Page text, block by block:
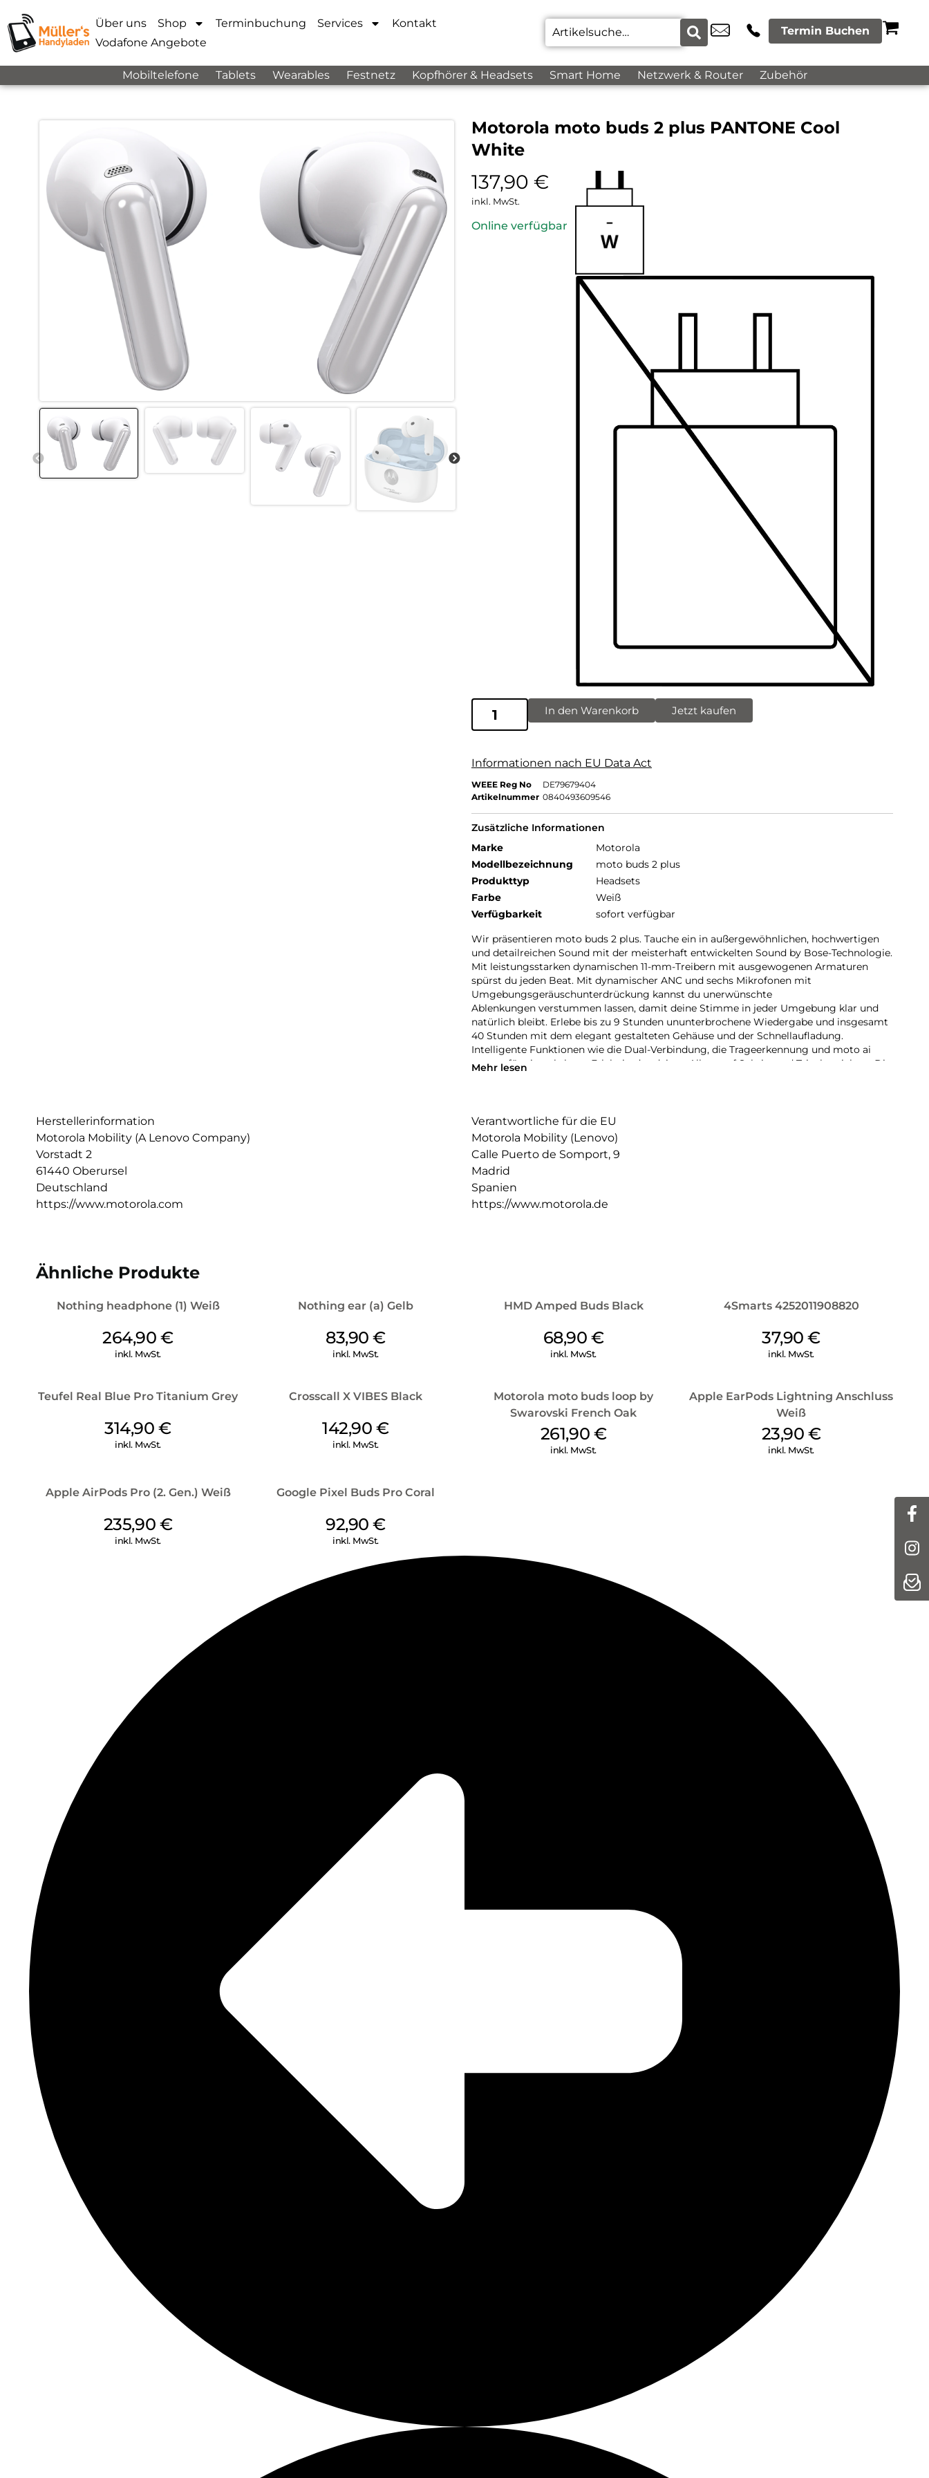
Über uns Shop Terminbuchung Services
Kontakt
Vodafone Angebote
Termin Buchen
Mobiltelefone Tablets Wearables Festnetz Kopfhörer & Headsets Smart Home Netzwerk & Router Zubehör
Motorola moto buds 2 plus PANTONE Cool
White
137,90 €
inkl. MwSt.
Online verfügbar
In den Warenkorb Jetzt kaufen
Informationen nach EU Data Act
WEEE Reg No
DE79679404
Artikelnummer 0840493609546
Zusätzliche Informationen
Marke
Motorola
Modellbezeichnung
moto buds 2 plus
Produkttyp
Headsets
Farbe
Weiß
Verfügbarkeit
sofort verfügbar
Wir präsentieren moto buds 2 plus. Tauche ein in außergewöhnlichen, hochwertigen
und detailreichen Sound mit der meisterhaft entwickelten Sound by Bose-Technologie.
Mit leistungsstarken dynamischen 11-mm-Treibern mit ausgewogenen Armaturen
spürst du jeden Beat. Mit dynamischer ANC und sechs Mikrofonen mit
Umgebungsgeräuschunterdrückung kannst du unerwünschte
Ablenkungen verstummen lassen, damit deine Stimme in jeder Umgebung klar und
natürlich bleibt. Erlebe bis zu 9 Stunden ununterbrochene Wiedergabe und insgesamt
40 Stunden mit dem elegant gestalteten Gehäuse und der Schnellaufladung.
Intelligente Funktionen wie die Dual-Verbindung, die Trageerkennung und moto ai
sorgen für ein nahtloses Erlebnis, das deinen Alltag auf Schritt und Tritt bereichert. Die
Mehr lesen
Herstellerinformation
Motorola Mobility (A Lenovo Company)
Vorstadt 2
61440 Oberursel
Deutschland
https://www.motorola.com
Verantwortliche für die EU
Motorola Mobility (Lenovo)
Calle Puerto de Somport, 9
Madrid
Spanien
https://www.motorola.de
Ähnliche Produkte
Nothing headphone (1) Weiß
264,90€
inkl. MwSt.
Nothing ear (a) Gelb
83,90€
inkl. MwSt.
HMD Amped Buds Black
68,90 €
inkl. MwSt.
4Smarts 4252011908820
37,90€
inkl. MwSt.
Teufel Real Blue Pro Titanium Grey
314,90€
inkl. MwSt.
Crosscall X VIBES Black
142,90€
inkl. MwSt.
Motorola moto buds loop by
Swarovski French Oak
261,90 €
inkl. MwSt.
Apple EarPods Lightning Anschluss
Weiß
23,90 €
inkl. MwSt.
Apple AirPods Pro (2. Gen.) Weiß
235,90 €
inkl. MwSt.
Google Pixel Buds Pro Coral
92,90€
inkl. MwSt.